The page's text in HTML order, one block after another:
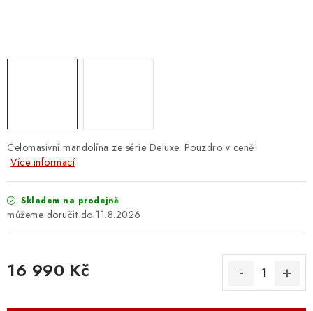
OBCHODNÍ PODMÍNKY
ODSTOUPENÍ OD SMLOUVY
ZÁSADY ZPRACOVÁNÍ OSOBNÍCH ÚDAJŮ
OBCHODNÍ PODMÍNKY
ODSTOUPENÍ OD SMLOUVY
Celomasivní mandolína ze série Deluxe. Pouzdro v ceně!
Více informací
Skladem na prodejně
11.8.2026
16 990 Kč